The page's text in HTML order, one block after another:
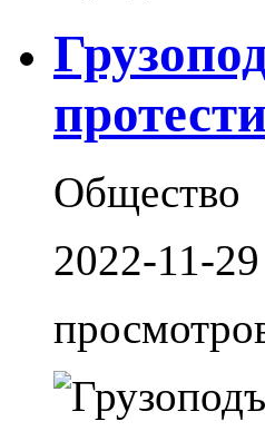
Общество
2022-11-